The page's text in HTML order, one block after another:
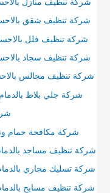
شركة تنظيف شقق بالاحساء خصم 35% اتصل
شركة تنظيف فلل بالاحساء خصم 35% اتصل
شركة تنظيف سجاد بالاحساء خصم 35% اتصل
شركة تنظيف مجالس بالاحساء خصم 35% اتصل
شركة جلي بلاط بالدمام خصم 35% اتصل علي
شركة مكافحة حمام
شركة تنظيف مساجد بالدمام خصم 35% اتصل بنا
شركة تسليك مجاري بالدمام خصم 35% اتصل بنا
شركة تنظيف مسابح بالدمام خصم 35% اتصل بنا